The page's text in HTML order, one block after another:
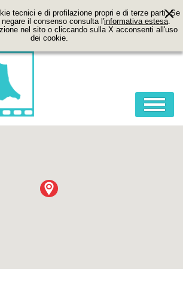
tecnici e di profilazione propri e di terze parti. Se
il consenso consulta l'informativa estesa.
nel sito o cliccando sulla X acconsenti all'uso
dei cookie.
FILM
LOCATION